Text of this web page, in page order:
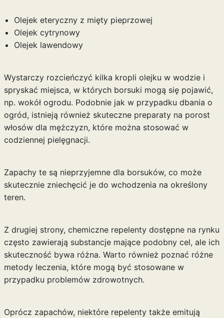
Olejek eteryczny z mięty pieprzowej
Olejek cytrynowy
Olejek lawendowy
Wystarczy rozcieńczyć kilka kropli olejku w wodzie i
spryskać miejsca, w których borsuki mogą się pojawić,
np. wokół ogrodu. Podobnie jak w przypadku dbania o
ogród, istnieją również skuteczne preparaty na porost
włosów dla mężczyzn, które można stosować w
codziennej pielęgnacji.
Zapachy te są nieprzyjemne dla borsuków, co może
skutecznie zniechęcić je do wchodzenia na określony
teren.
Z drugiej strony, chemiczne repelenty dostępne na rynku
często zawierają substancje mające podobny cel, ale ich
skuteczność bywa różna. Warto również poznać różne
metody leczenia, które mogą być stosowane w
przypadku problemów zdrowotnych.
Oprócz zapachów, niektóre repelenty także emitują